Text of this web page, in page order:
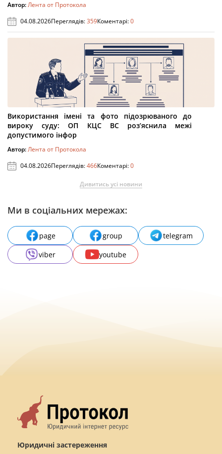
Автор:Лента от Протокола
04.08.2026Переглядів:359Коментарі:0
Використання імені та фото підозрюваного до
вироку суду: ОП КЦС ВС роз’яснила межі
допустимого інфор
Автор:Лента от Протокола
04.08.2026Переглядів:466Коментарі:0
Дивитись усі новини
Ми в соціальних мережах:
page group
telegram
viber
youtube
Юридичні застереження